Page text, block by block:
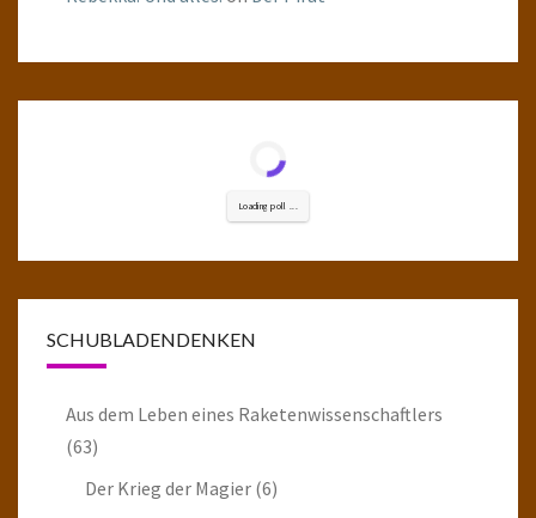
Loading poll ...
SCHUBLADENDENKEN
Aus dem Leben eines Raketenwissenschaftlers
(63)
Der Krieg der Magier (6)